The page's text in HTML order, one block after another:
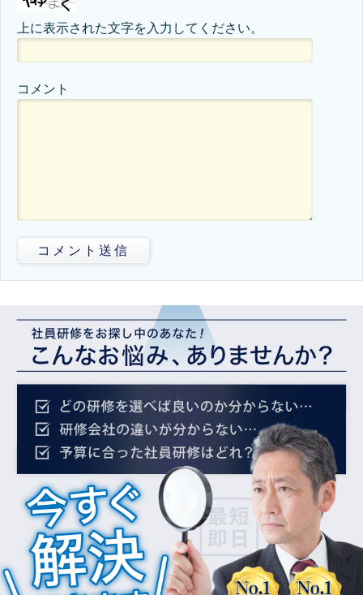
上に表示された文字を入力してください。
コメント
コメント送信